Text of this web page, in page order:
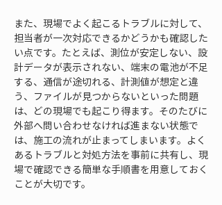
また、現場でよく起こるトラブルに対して、
担当者が一次対応できるかどうかも確認した
い点です。たとえば、測位が安定しない、設
計データが表示されない、端末の電池が不足
する、通信が途切れる、計測値が想定と違
う、ファイルが見つからないといった問題
は、どの現場でも起こり得ます。そのたびに
外部へ問い合わせなければ進まない状態で
は、施工の流れが止まってしまいます。よく
あるトラブルと対処方法を事前に共有し、現
場で確認できる簡単な手順書を用意しておく
ことが大切です。